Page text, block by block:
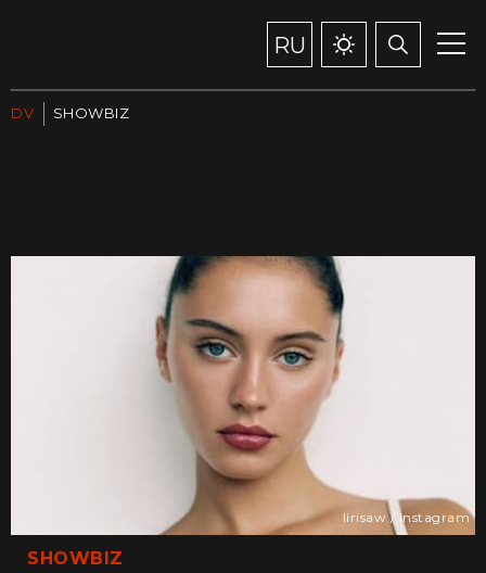
RU
DV SHOWBIZ
SHOWBIZ
lirisaw / Instagram